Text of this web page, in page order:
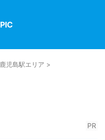
鹿児島駅エリア >
PR